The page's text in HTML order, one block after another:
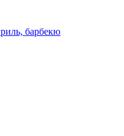
барбекю